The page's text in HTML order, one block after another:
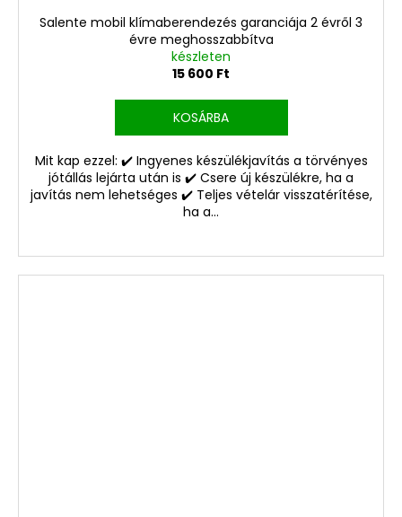
Salente mobil klímaberendezés garanciája 2 évről 3
évre meghosszabbítva
készleten
15 600 Ft
KOSÁRBA
Mit kap ezzel: ✔️ Ingyenes készülékjavítás a törvényes
jótállás lejárta után is ✔️ Csere új készülékre, ha a
javítás nem lehetséges ✔️ Teljes vételár visszatérítése,
ha a...